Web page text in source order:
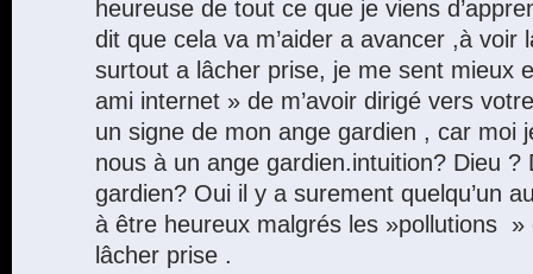
heureuse de tout ce que je viens
dit que cela va m’aider a avancer ,à voir
surtout a lâcher prise, je me sent mieux
ami internet » de m’avoir dirigé vers
un signe de mon ange gardien , car moi
nous à un ange gardien.intuition? Dieu ?
gardien? Oui il y a surement quelqu’un
à être heureux malgrés les »pollutions »
lâcher prise .